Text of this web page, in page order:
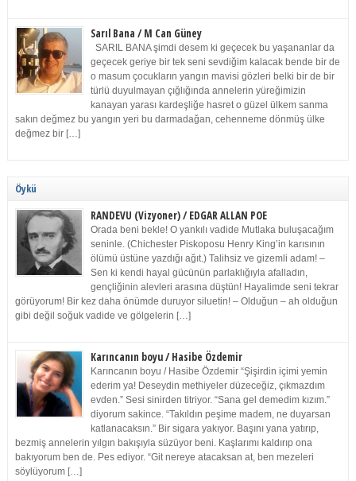
Sarıl Bana / M Can Güney
SARIL BANA şimdi desem ki geçecek bu yaşananlar da
geçecek geriye bir tek seni sevdiğim kalacak bende bir de
o masum çocukların yangın mavisi gözleri belki bir de bir
türlü duyulmayan çığlığında annelerin yüreğimizin
kanayan yarası kardeşliğe hasret o güzel ülkem sanma
sakın değmez bu yangın yeri bu darmadağan, cehenneme dönmüş ülke
değmez bir […]
Öykü
RANDEVU (Vizyoner) / EDGAR ALLAN POE
Orada beni bekle! O yankılı vadide Mutlaka buluşacağım
seninle. (Chichester Piskoposu Henry King’in karısının
ölümü üstüne yazdığı ağıt.) Talihsiz ve gizemli adam! –
Sen ki kendi hayal gücünün parlaklığıyla afalladın,
gençliğinin alevleri arasına düştün! Hayalimde seni tekrar
görüyorum! Bir kez daha önümde duruyor siluetin! – Olduğun – ah olduğun
gibi değil soğuk vadide ve gölgelerin […]
Karıncanın boyu / Hasibe Özdemir
Karıncanın boyu / Hasibe Özdemir “Şişirdin içimi yemin
ederim ya! Deseydin methiyeler düzeceğiz, çıkmazdım
evden.” Sesi sinirden titriyor. “Sana gel demedim kızım.”
diyorum sakince. “Takıldın peşime madem, ne duyarsan
katlanacaksın.” Bir sigara yakıyor. Başını yana yatırıp,
bezmiş annelerin yılgın bakışıyla süzüyor beni. Kaşlarımı kaldırıp ona
bakıyorum ben de. Pes ediyor. “Git nereye atacaksan at, ben mezeleri
söylüyorum […]